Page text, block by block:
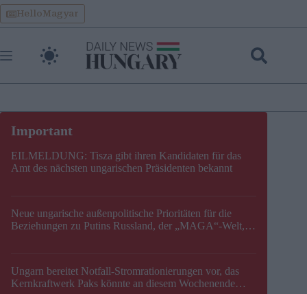
Skip
to
content
HelloMagyar
EILMELDUNG: Tisza gibt ihren Kandidaten für das
Amt des nächsten ungarischen Präsidenten bekannt
Neue ungarische außenpolitische Prioritäten für die
Beziehungen zu Putins Russland, der „MAGA“-Welt,
Ungarn bereitet Notfall-Stromrationierungen vor, das
Kernkraftwerk Paks könnte an diesem Wochenende